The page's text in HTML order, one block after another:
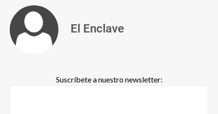
El Enclave
Suscríbete a nuestro newsletter: